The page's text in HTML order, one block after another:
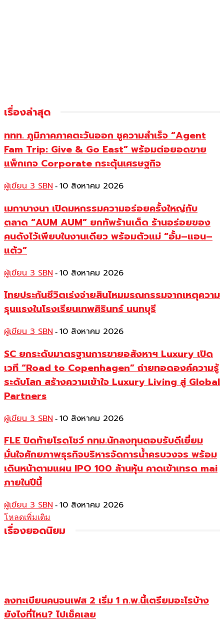
เรื่องล่าสุด
ททท. ภูมิภาคภาคตะวันออก ชูความสำเร็จ “Agent
Fam Trip: Give & Go East” พร้อมต่อยอดขาย
แพ็กเกจ Corporate กระตุ้นเศรษฐกิจ
ผู้เขียน 3 SBN - 10 สิงหาคม 2026
เมกาบางนา เปิดมหกรรมความอร่อยครั้งใหญ่กับ
ตลาด “AUM AUM” ยกทัพร้านเด็ด ร้านอร่อยของ
คนดังไว้เพียบในงานเดียว พร้อมตัวแม่ “อั้ม–แอน–
แต้ว”
ผู้เขียน 3 SBN - 10 สิงหาคม 2026
ไทยประกันชีวิตเร่งจ่ายสินไหมมรณกรรมจากเหตุความ
รุนแรงในโรงเรียนเทพศิรินทร์ นนทบุรี
ผู้เขียน 3 SBN - 10 สิงหาคม 2026
SC ยกระดับมาตรฐานการขายอสังหาฯ Luxury เปิด
เวที “Road to Copenhagen” ถ่ายทอดองค์ความรู้
ระดับโลก สร้างความเข้าใจ Luxury Living สู่ Global
Partners
ผู้เขียน 3 SBN - 10 สิงหาคม 2026
FLE ปิดท้ายโรดโชว์ กทม.นักลงทุนตอบรับดีเยี่ยม
มั่นใจศักยภาพธุรกิจบริหารจัดการน้ำครบวงจร พร้อม
เดินหน้าตามแผน IPO 100 ล้านหุ้น คาดเข้าเทรด mai
ภายในปีนี้
ผู้เขียน 3 SBN - 10 สิงหาคม 2026
โหลดเพิ่มเติม
เรื่องยอดนิยม
ลงทะเบียนคนจนเฟส 2 เริ่ม 1 ก.พ.นี้เตรียมอะไรบ้าง
ยังไงที่ไหน? ไปเช็คเลย